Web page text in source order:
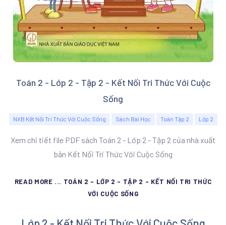
Toán 2 - Lớp 2 - Tập 2 - Kết Nối Tri Thức Với Cuộc
Sống
NXB Kết Nối Tri Thức Với Cuộc Sống Sách Bài Học Toán Tập 2 Lớp 2
Xem chi tiết file PDF sách Toán 2 - Lớp 2 - Tập 2 của nhà xuất
bản Kết Nối Tri Thức Với Cuộc Sống
READ MORE ... TOÁN 2 - LỚP 2 - TẬP 2 - KẾT NỐI TRI THỨC
VỚI CUỘC SỐNG